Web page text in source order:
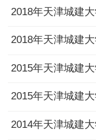
2018年天津城建
2018年天津城建
2015年天津城建